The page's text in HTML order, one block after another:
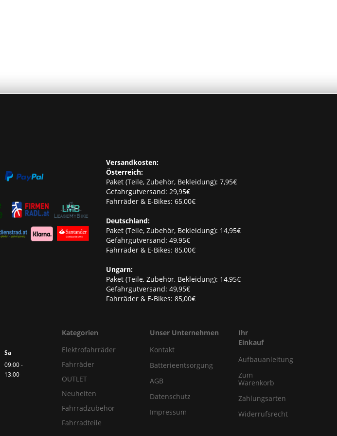
Versandkosten:
Österreich:
Paket (Teile, Zubehör, Bekleidung): 7,95€
Gefahrgutversand: 29,95€
Fahrräder & E-Bikes: 65,00€
Deutschland:
Paket (Teile, Zubehör, Bekleidung): 14,95€
Gefahrgutversand: 49,95€
Fahrräder & E-Bikes: 85,00€
Ungarn:
Paket (Teile, Zubehör, Bekleidung): 14,95€
Gefahrgutversand: 49,95€
Fahrräder & E-Bikes: 85,00€
Sa
09:00 -
13:00
Kategorien
Elektrofahrräder
Fahrräder
OUTLET
Neuheiten
Fahrradzubehör
Fahrradteile
Unser Unternehmen
Kontakt
Batterieentsorgung
AGB
Datenschutz
Impressum
Ihr
Einkauf
Aufbauanleitung
Zum
Warenkorb
Zahlungsarten
Widerrufsrecht